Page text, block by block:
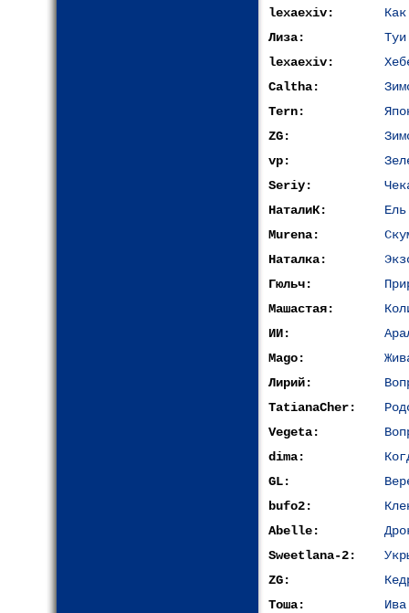
lexaexiv:
Лиза:
lexaexiv:
Caltha:
Tern:
ZG:
vp:
Seriy:
НаталиК:
Murena:
Наталка:
Гюльч:
Машастая:
ИИ:
Mago:
Лирий:
TatianaCher:
Vegeta:
dima:
GL:
bufo2:
Abelle:
Sweetlana-2:
ZG:
Тоша: